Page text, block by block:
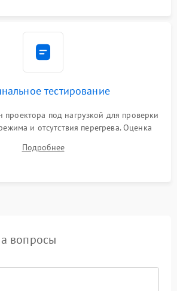
тестирование
проектора под нагрузкой для проверки
и отсутствия перегрева. Оценка
и цветопередачи на тестовых
работы всех видеовходов и кнопок
Подробнее
вопросы